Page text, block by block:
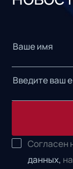
Согласен
данных,